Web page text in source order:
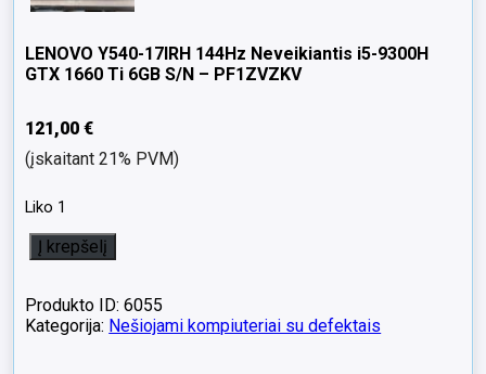
LENOVO Y540-17IRH 144Hz Neveikiantis i5-9300H
GTX 1660 Ti 6GB S/N – PF1ZVZKV
121,00€
(įskaitant 21% PVM)
Liko 1
produkto
kiekis:
Y540-
17IRH
Į krepšelį
Produkto ID: 6055
Kategorija: Nešiojami kompiuteriai su defektais